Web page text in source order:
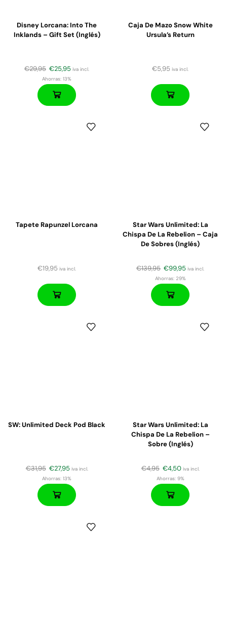
Disney Lorcana: Into The
Inklands – Gift Set (Inglés)
€29,95 €25,95 iva incl.
Ahorras: 13%
Caja De Mazo Snow White
Ursula’s Return
€5,95 iva incl.
Tapete Rapunzel Lorcana
€19,95 iva incl.
Star Wars Unlimited: La
Chispa De La Rebelion – Caja
De Sobres (inglés)
€139,95 €99,95 iva incl.
Ahorras:29%
SW: Unlimited Deck Pod Black
€31,95 €27,95 iva incl.
Ahorras: 13%
Star Wars Unlimited: La
Chispa De La Rebelion –
Sobre (inglés)
€4,95 €4,50 iva incl.
Ahorras:9%